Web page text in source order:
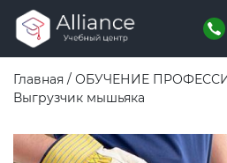
Главная / ОБУЧЕНИЕ
Выгрузчик мышьяка